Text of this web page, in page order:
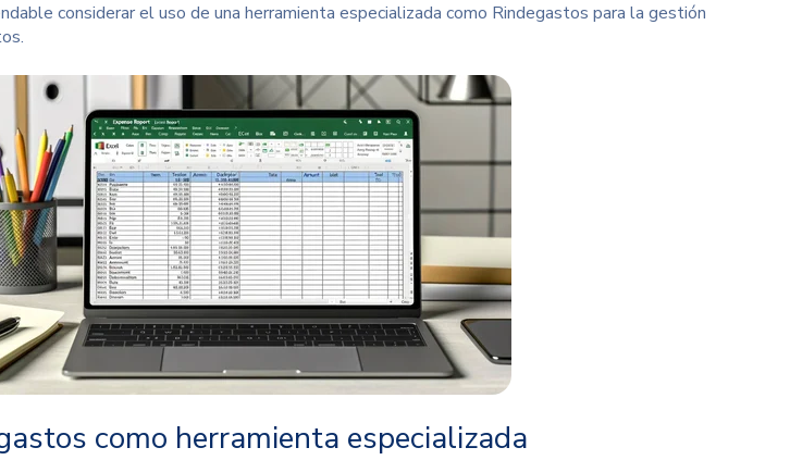
considerar el uso de una herramienta especializada como Rindegastos para la gestión
como herramienta especializada